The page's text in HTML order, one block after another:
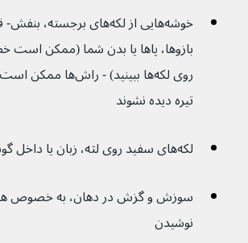
خوشه‌هایی از لکه‌های
بازوها، پاها یا بدن شما (ممکن است
روی لکه‌ها ببینید) -
تیره دیده نشوند
لکه‌های سفید روی لثه، زبان یا داخل گونه‌های شما
سوزش و گزش در دهان، به خصوص
نوشیدن